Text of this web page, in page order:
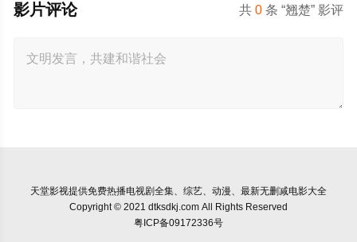
共0 条 “翘楚” 影评
影片评论
天堂影视提供免费热播电视剧全集、综艺、动漫、最新无删减电影大全
Copyright © 2021 dtksdkj.com All Rights Reserved
粤ICP备09172336号